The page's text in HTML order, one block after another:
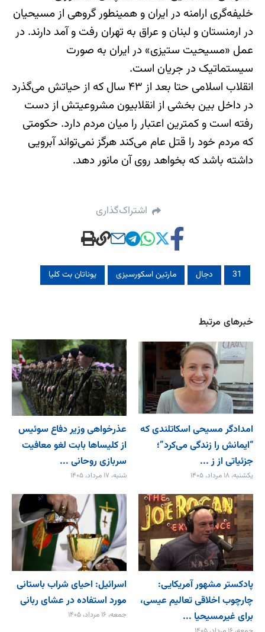
خلیفه‌گری ارامنه در ایران و همینطور گروهی از مسیحیان
در ارمنستان و لبنان و عراق به تهران رفت و آمد دارند. در
عمل «مسیحیت ستیزی» در ایران به صورت
سیستماتیک در جریان است.
انقلاب اسلامی حتا بعد از ۴۳ سال که از حیاتش می‌گذرد
در داخل بین بخشی از انقلابیون مشروعیتش از دست
رفته است و کمترین اعتبار را میان مردم دارد. حکومتی
که مردم خود را قتل عام می‌کند هرگز نمی‌تواند آبرویی
داشته باشد که بخواهد روی آن مانور دهد.
اشتراک‌گذاری
31 دجال مارتین اسکورسیزی یوناتان بت کلیا
خبرهای مرتبط
امدادگر مسیحی اسکاتلندی که
“ایمانش را زندگی می‌کرد”؛
جزئیاتی از ز ...
یکشنبه، ۱۸ مرداد، ۱۴۰۵
عذرخواهی وزیر دفاع سوئیس
از کلیساها بابت لغو معافیت
سربازی روحانی ...
شنبه، ۱۷ مرداد، ۱۴۰۵
پادکستر مشهور آمریکایی:
چارچوب اخلاقی تعالیم عیسی،
برای غیرمسیحیا ...
اسرائیل: احیای شراب باستانی
مورد استفاده در عشای ربانی
جمعه، ۱۶ مرداد، ۱۴۰۵